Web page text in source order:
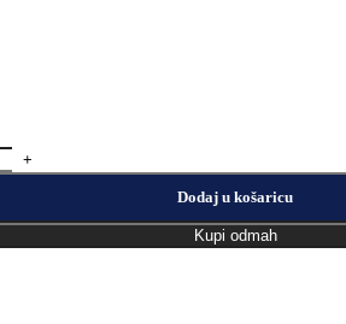
Dodaj u košaricu
Kupi odmah